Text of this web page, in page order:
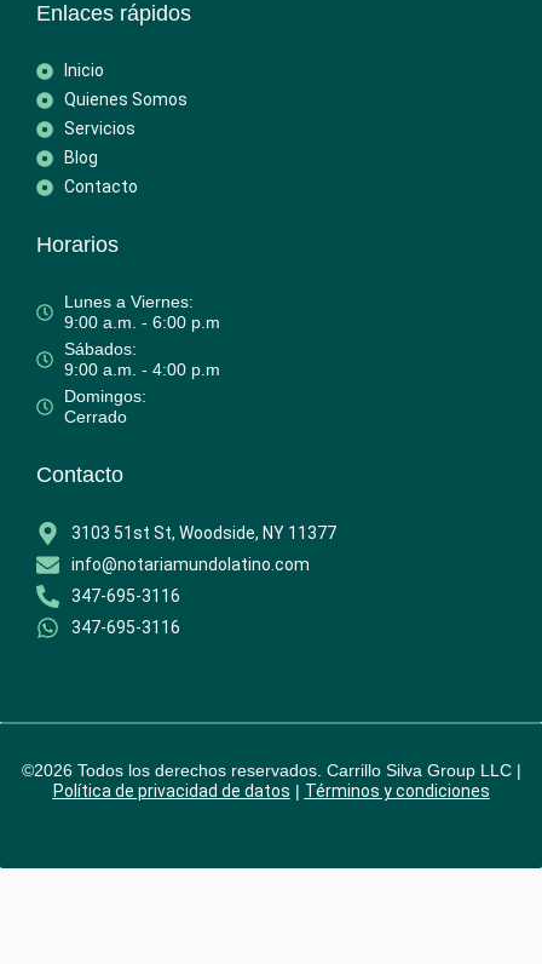
Enlaces rápidos
Inicio
Quienes Somos
Servicios
Blog
Contacto
Horarios
Lunes a Viernes:
9:00 a.m. - 6:00 p.m
Sábados:
9:00 a.m. - 4:00 p.m
Domingos:
Cerrado
Contacto
3103 51st St, Woodside, NY 11377
info@notariamundolatino.com
347-695-3116
347-695-3116
©2026 Todos los derechos reservados. Carrillo Silva Group LLC |
Política de privacidad de datos | Términos y condiciones